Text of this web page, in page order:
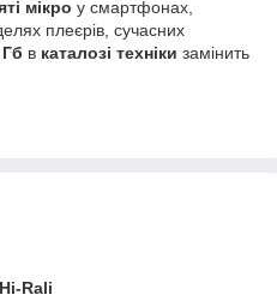
мікро у смартфонах,
плеєрів, сучасних
Гб в каталозі техніки замінить
Hi-Rali